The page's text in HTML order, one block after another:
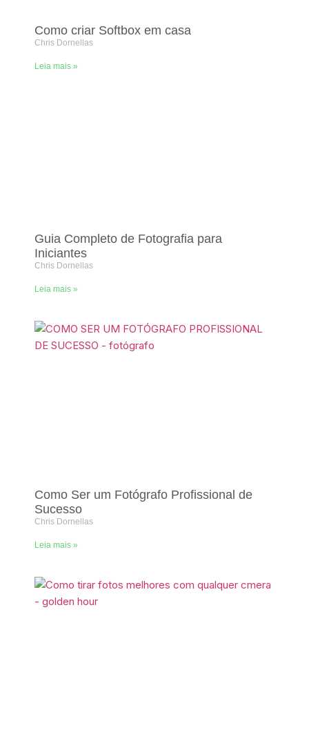
Como criar Softbox em casa
Chris Dornellas
Leia mais »
Guia Completo de Fotografia para
Iniciantes
Chris Dornellas
Leia mais »
Como Ser um Fotógrafo Profissional de
Sucesso
Chris Dornellas
Leia mais »